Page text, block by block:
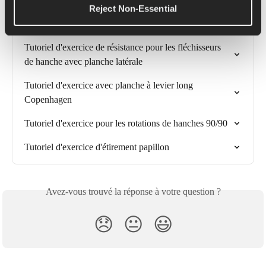
Reject Non-Essential
Tutoriel d'exercice de torsion en planche
Tutoriel d'exercice de résistance pour les fléchisseurs
de hanche avec planche latérale
Tutoriel d'exercice avec planche à levier long
Copenhagen
Tutoriel d'exercice pour les rotations de hanches 90/90
Tutoriel d'exercice d'étirement papillon
Avez-vous trouvé la réponse à votre question ?
😞 😐 😃